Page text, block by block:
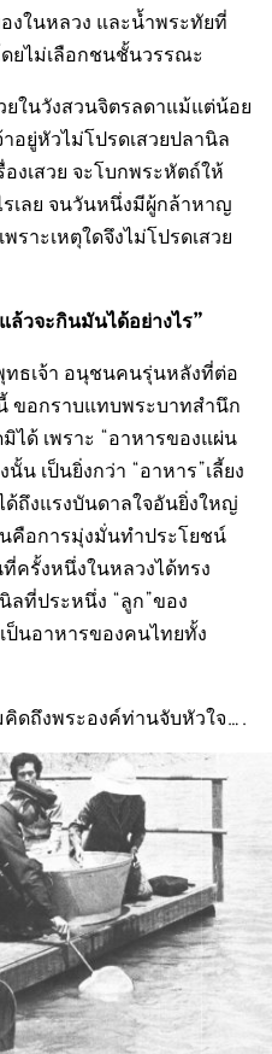
งในหลวง และน้ำพระทัยที่
ยไม่เลือกชนชั้นวรรณะ
ยในวังสวนจิตรลดาแม้แต่น้อย
อยู่หัวไม่โปรดเสวยปลานิล
งเสวย จะโบกพระหัตถ์ให้
เลย จนวันหนึ่งมีผู้กล้าหาญ
าะเหตุใดจึงไม่โปรดเสวย
จะกินมันได้อย่างไร”
ธเจ้า อนุชนคนรุ่นหลังที่ต่อ
ขอกราบแทบพระบาทสำนึก
ด้ เพราะ “อาหารของแผ่น
น เป็นยิ่งกว่า “อาหาร”เลี้ยง
ถึงแรงบันดาลใจอันยิ่งใหญ่
คือการมุ่งมั่นทำประโยชน์
ครั้งหนึ่งในหลวงได้ทรง
ลที่ประหนึ่ง “ลูก”ของ
ป็นอาหารของคนไทยทั้ง
ดถึงพระองค์ท่านจับหัวใจ….